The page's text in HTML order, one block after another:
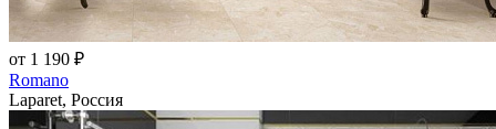
от 1 190 ₽
Romano
Laparet, Россия